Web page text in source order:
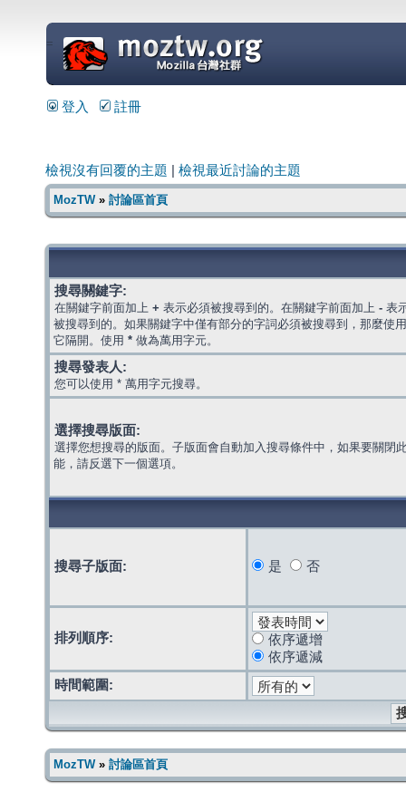
=
登入 註冊
檢視沒有回覆的主題 檢視最近討論的主題
MozTW» 討論區首頁
搜尋關鍵字:
在關鍵字前面加上 + 表示必須被搜尋到的。在關鍵字前面加上 - 表
被搜尋到的。如果關鍵字中僅有部分的字詞必須被搜尋到，那麼使
它隔開。使用 * 做為萬用字元。
搜尋發表人:
您可以使用 * 萬用字元搜尋。
選擇搜尋版面:
選擇您想搜尋的版面。子版面會自動加入搜尋條件中，如果要關閉
能，請反選下一個選項。
搜尋子版面: 是 否
排列順序:
依序遞增
依序遞減
時間範圍:
MozTW» 討論區首頁